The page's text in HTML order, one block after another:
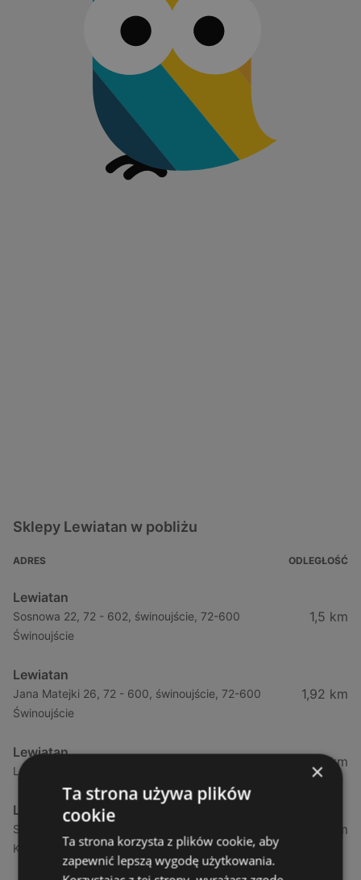
Sklepy Lewiatan w pobliżu
ADRES ODLEGŁOŚĆ
Lewiatan
Sosnowa 22, 72 - 602, świnoujście, 72-600
Świnoujście
1,5 km
Lewiatan
Jana Matejki 26, 72 - 600, świnoujście, 72-600
Świnoujście
1,92 km
Lewiatan
Leśna 11, 72 - 514, wisełka, 72-513 Wisełka
21,36 km
Lewiatan
Strzelecka 12f, 72 - 400, kamień pomorski, 72-400
Kamień Pomorski
34,13 km
×
Ta strona używa plików
cookie
Ta strona korzysta z plików cookie, aby
zapewnić lepszą wygodę użytkowania.